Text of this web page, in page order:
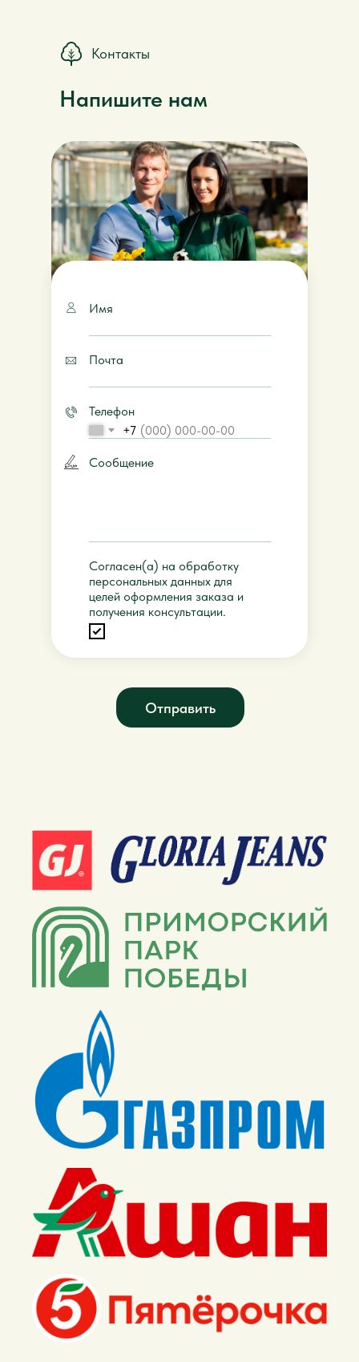
Напишите нам
Контакты
Имя
Почта
Телефон
+7
Сообщение
Согласен(а) на обработку
персональных данных для
целей оформления заказа и
получения консультации.
Отправить